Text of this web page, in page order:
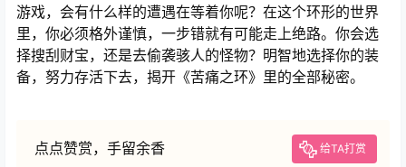
游戏，会有什么样的遭遇在等着你呢？在这个环形的世界
里，你必须格外谨慎，一步错就有可能走上绝路。你会选
择搜刮财宝，还是去偷袭骇人的怪物？明智地选择你的装
备，努力存活下去，揭开《苦痛之环》里的全部秘密。
点点赞赏，手留余香 给TA打赏